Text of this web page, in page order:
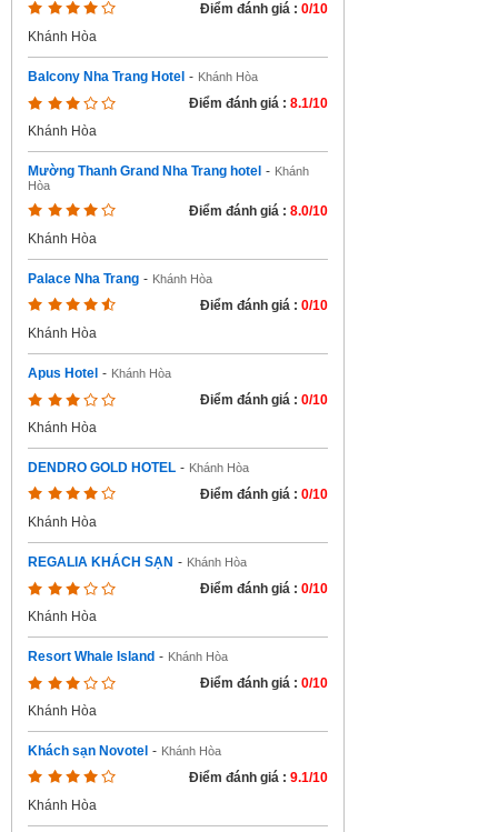
Điểm đánh giá : 0/10
Khánh Hòa
Balcony Nha Trang Hotel - Khánh Hòa
Điểm đánh giá : 8.1/10
Khánh Hòa
Mường Thanh Grand Nha Trang hotel - Khánh
Hòa
Điểm đánh giá : 8.0/10
Khánh Hòa
Palace Nha Trang - Khánh Hòa
Điểm đánh giá : 0/10
Khánh Hòa
Apus Hotel - Khánh Hòa
Điểm đánh giá : 0/10
Khánh Hòa
DENDRO GOLD HOTEL - Khánh Hòa
Điểm đánh giá : 0/10
Khánh Hòa
REGALIA KHÁCH SẠN - Khánh Hòa
Điểm đánh giá : 0/10
Khánh Hòa
Resort Whale Island - Khánh Hòa
Điểm đánh giá : 0/10
Khánh Hòa
Khách sạn Novotel - Khánh Hòa
Điểm đánh giá : 9.1/10
Khánh Hòa